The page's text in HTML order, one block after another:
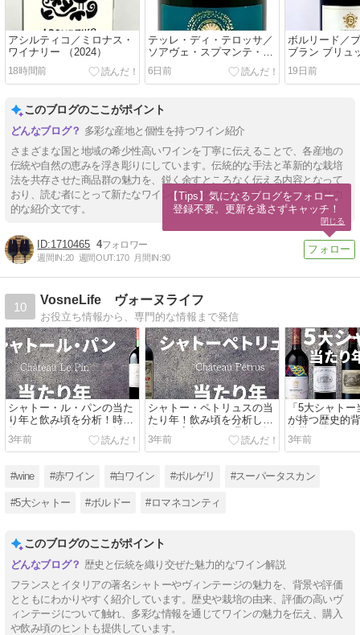
アシルティコ／ミロナス・
ワイナリー （2024）
18時間前
テッレ・ディ・テロッサ／
ソアヴェ・スプマンテ・ブ
リュット（N.V.）
6日前
ボルリード／
ブラン ブリュ
19日前
このブログのここがポイント
多彩な産地と個性を持つワイン紹介
さまざまな国と地域の希少性高いワインを丁寧に伝えることで、各産地の
伝統や自然の恵みを浮き彫りにしています。伝統的な手法と革新的な栽培
法を共存させた商品群の魅力を、鋭く余すところなく伝える内容となって
おり、読む者にとって新たなワインの世界の扉を開くきっかけとなる魅力
的な紹介文です。
1710465 4
週間IN:20 週間OUT:170 月間IN:90
10
VosneLife ヴォーヌライフ
お役立ち情報から、専門的な情報まで発信
シャトー・ル・パンの当た
り年と飲み頃を分析！時を
超えた至福の味わいを探
る！
3年前
シャトー・ペトリュスの当
たり年！飲み頃を分析し特
徴から高額になる理由を探
る
3年前
「5大シャト
が持つ歴史的
格帯に迫る！
3年前
#wine #赤ワイン #白ワイン #ボルゲリ #スーパータスカン
#5大シャトー #ボルドー #ロマネコンティ
このブログのここがポイント
歴史と伝統を織り交ぜた魅力的なワイン解説
フランスとイタリアの著名シャトーやヴィンテージの魅力を、背景や評価
とともにわかりやすく紹介しています。歴史や栽培の由来、評価の高いヴ
ィンテージについて触れ、多彩な情報を通じてワインの魅力を伝え、購入
や飲み頃のヒントも提供しています。
【Tips】気になるブログをフォロー。
登録不要。更新を逃さずキャッチ！
閉じる